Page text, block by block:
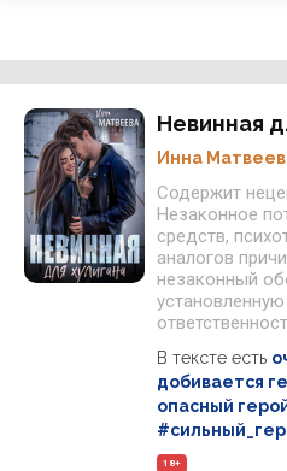
Невинная
Инна
Содержит
Незаконное
средств,
аналогов
незаконный
В тексте есть
добивается
опасный
18+